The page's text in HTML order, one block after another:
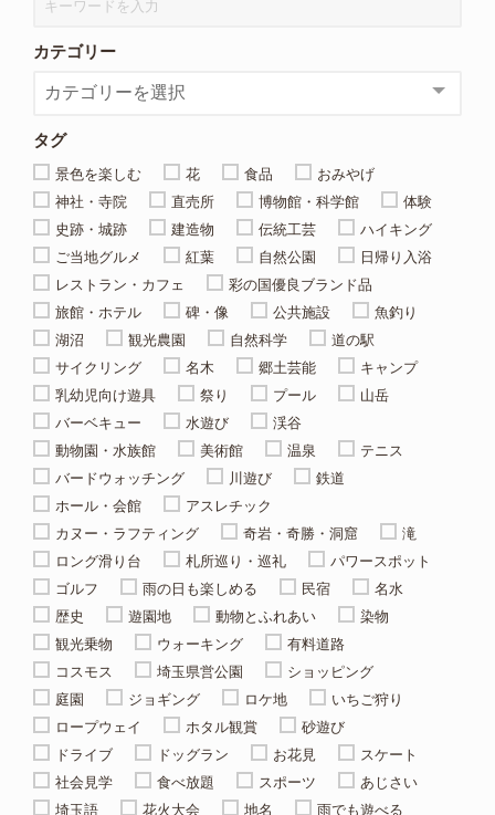
カテゴリー
タグ
景色を楽しむ 花 食品
おみやげ
神社・寺院
直売所 博物館・科学館
体験
史跡・城跡
建造物 伝統工芸
ハイキング
ご当地グルメ
紅葉 自然公園
日帰り入浴
レストラン・カフェ
彩の国優良ブランド品
旅館・ホテル
碑・像 公共施設
魚釣り
湖沼
観光農園 自然科学
道の駅
サイクリング
名木 郷土芸能
キャンプ
乳幼児向け遊具
祭り プール
山岳
バーベキュー
水遊び
渓谷
動物園・水族館
美術館 温泉
テニス
バードウォッチング
川遊び
鉄道
ホール・会館
アスレチック
カヌー・ラフティング
奇岩・奇勝・洞窟
滝
ロング滑り台
札所巡り・巡礼
パワースポット
ゴルフ
雨の日も楽しめる 民宿
名水
歴史
遊園地 動物とふれあい
染物
観光乗物
ウォーキング
有料道路
コスモス
埼玉県営公園
ショッピング
庭園
ジョギング ロケ地
いちご狩り
ロープウェイ
ホタル観賞
砂遊び
ドライブ
ドッグラン お花見
スケート
社会見学
食べ放題 スポーツ
あじさい
埼玉語
花火大会 地名
雨でも遊べる